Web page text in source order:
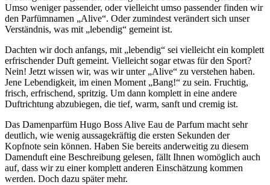
Umso weniger passender, oder vielleicht umso passender finden wir
den Parfümnamen „Alive“. Oder zumindest verändert sich unser
Verständnis, was mit „lebendig“ gemeint ist.
Dachten wir doch anfangs, mit „lebendig“ sei vielleicht ein komplett
erfrischender Duft gemeint. Vielleicht sogar etwas für den Sport?
Nein! Jetzt wissen wir, was wir unter „Alive“ zu verstehen haben.
Jene Lebendigkeit, im einen Moment „Bang!“ zu sein. Fruchtig,
frisch, erfrischend, spritzig. Um dann komplett in eine andere
Duftrichtung abzubiegen, die tief, warm, sanft und cremig ist.
Das Damenparfüm Hugo Boss Alive Eau de Parfum macht sehr
deutlich, wie wenig aussagekräftig die ersten Sekunden der
Kopfnote sein können. Haben Sie bereits anderweitig zu diesem
Damenduft eine Beschreibung gelesen, fällt Ihnen womöglich auch
auf, dass wir zu einer komplett anderen Einschätzung kommen
werden. Doch dazu später mehr.